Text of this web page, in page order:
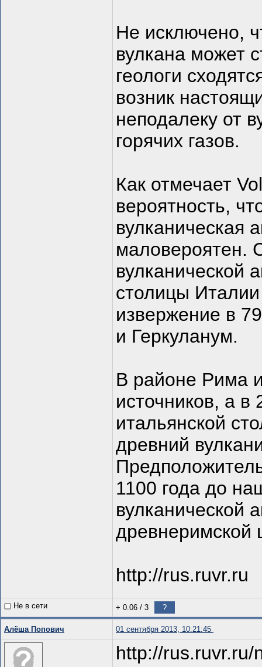
Не исключено,
вулкана может
геологи
возник
неподалеку от
горячих газов.
Как отмечает
вероятность,
вулканическая
маловероятен.
вулканической
столицы
извержение в
и Геркуланум.
В районе Рима
источников, а в
итальянской
древний
1100 года до
вулканической
древнеримской
http://rus.ruvr.ru
Не в сети + 0.06 / 3 ?
Алёша Попович 01 сентября 2013, 10:21:45
http://rus.ruvr.ru/